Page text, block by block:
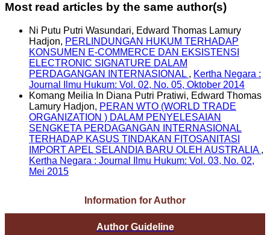
Most read articles by the same author(s)
Ni Putu Putri Wasundari, Edward Thomas Lamury
Hadjon, PERLINDUNGAN HUKUM TERHADAP
KONSUMEN E-COMMERCE DAN EKSISTENSI
ELECTRONIC SIGNATURE DALAM
PERDAGANGAN INTERNASIONAL , Kertha Negara :
Journal Ilmu Hukum: Vol. 02, No. 05, Oktober 2014
Komang Meilia In Diana Putri Pratiwi, Edward Thomas
Lamury Hadjon, PERAN WTO (WORLD TRADE
ORGANIZATION ) DALAM PENYELESAIAN
SENGKETA PERDAGANGAN INTERNASIONAL
TERHADAP KASUS TINDAKAN FITOSANITASI
IMPORT APEL SELANDIA BARU OLEH AUSTRALIA ,
Kertha Negara : Journal Ilmu Hukum: Vol. 03, No. 02,
Mei 2015
Information for Author
Author Guideline